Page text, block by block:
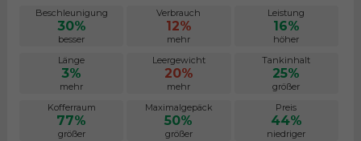
Beschleunigung
30%
besser
Verbrauch
12%
mehr
Leistung
16%
höher
Länge
3%
mehr
Leergewicht
20%
mehr
Tankinhalt
25%
größer
Kofferraum
77%
größer
Maximalgepäck
50%
größer
Preis
44%
niedriger